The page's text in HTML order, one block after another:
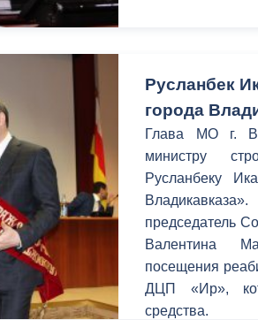
Русланбек
города
Глава МО г.
министру
Русланбеку
председатель
Валентина
посещения
ДЦП «Ир»,
средства.